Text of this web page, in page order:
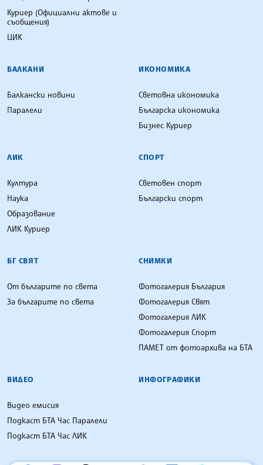
Куриер (Официални актове и
съобщения)
ЦИК
БАЛКАНИ
Балкански новини
Паралели
ИКОНОМИКА
Световна икономика
Българска икономика
Бизнес Куриер
ЛИК
Култура
Наука
Образование
ЛИК Куриер
СПОРТ
Световен спорт
Български спорт
БГ СВЯТ
От българите по света
За българите по света
СНИМКИ
Фотогалерия България
Фотогалерия Свят
Фотогалерия ЛИК
Фотогалерия Спорт
ПАМЕТ от фотоархива на БТА
ВИДЕО
Видео емисия
Подкаст БТА Час Паралели
Подкаст БТА Час ЛИК
ИНФОГРАФИКИ